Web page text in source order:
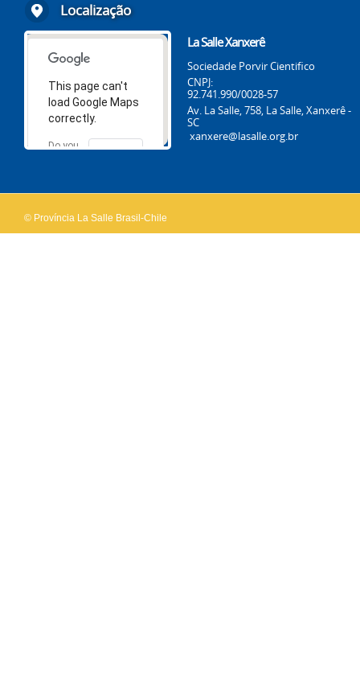
Localização
This page can't
load Google Maps
correctly.
Do you
OK
La Salle Xanxerê
Sociedade Porvir Cientifico
CNPJ:
92.741.990/0028-57
Av. La Salle, 758, La Salle, Xanxerê -
SC
xanxere@lasalle.org.br
© Província La Salle Brasil-Chile